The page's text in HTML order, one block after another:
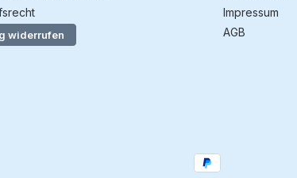
widerrufen
Impressum
AGB